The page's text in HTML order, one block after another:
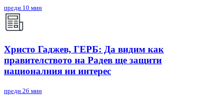
преди 10 мин
Христо Гаджев, ГЕРБ: Да видим как
правителството на Радев ще защити
националния ни интерес
преди 26 мин